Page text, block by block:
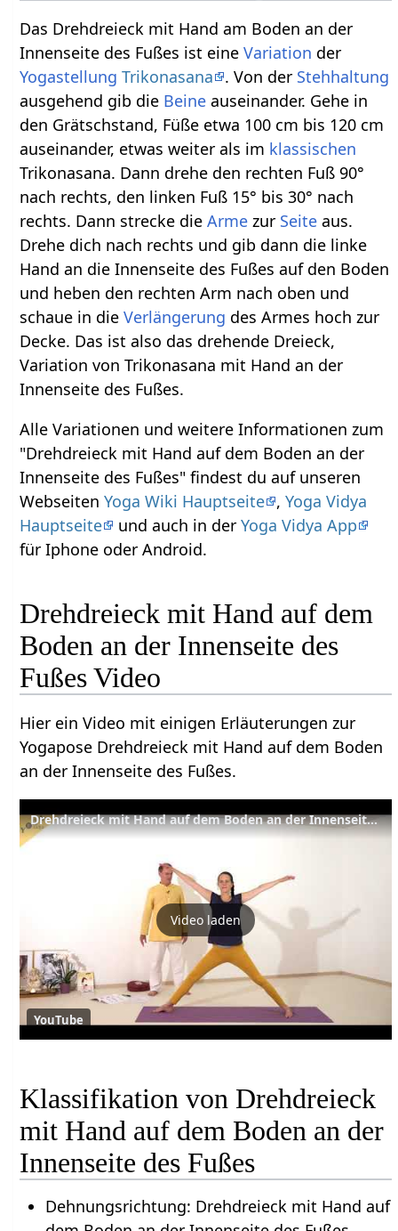
Das Drehdreieck mit Hand am Boden an der
Innenseite des Fußes ist eineVariation der
Yogastellung Trikonasana . Von der Stehhaltung
ausgehend gib die Beine auseinander. Gehe in
den Grätschstand, Füße etwa 100 cm bis 120 cm
auseinander, etwas weiter als im klassischen
Trikonasana. Dann drehe den rechten Fuß 90°
nach rechts, den linken Fuß 15° bis 30° nach
rechts. Dann strecke dieArme zur Seite aus.
Drehe dich nach rechts und gib dann die linke
Hand an die Innenseite des Fußes auf den Boden
und heben den rechten Arm nach oben und
schaue in dieVerlängerung des Armes hoch zur
Decke. Das ist also das drehende Dreieck,
Variation von Trikonasana mit Hand an der
Innenseite des Fußes.
Alle Variationen und weitere Informationen zum
"Drehdreieck mit Hand auf dem Boden an der
Innenseite des Fußes" findest du auf unseren
WebseitenYoga Wiki Hauptseite ,Yoga Vidya
Hauptseite
und auch in derYoga Vidya App
für Iphone oder Android.
Drehdreieck mit Hand auf dem
Boden an der Innenseite des
Fußes Video
Hier ein Video mit einigen Erläuterungen zur
Yogapose Drehdreieck mit Hand auf dem Boden
an der Innenseite des Fußes.
Drehdreieck mit Hand auf dem Boden an der Innenseite des Fußes - Yoga Asana Lexikon
Video laden
YouTube
Klassifikation von Drehdreieck
mit Hand auf dem Boden an der
Innenseite des Fußes
Dehnungsrichtung: Drehdreieck mit Hand auf